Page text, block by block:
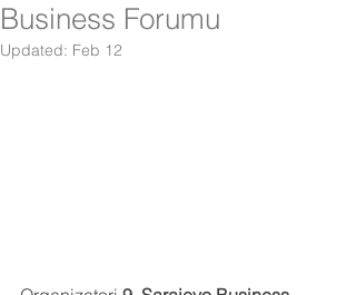
Business Forumu
Updated: Feb 12